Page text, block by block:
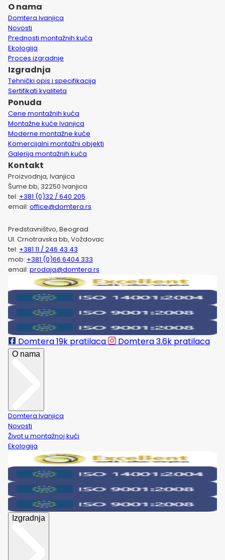
O nama
Domtera Ivanjica
Novosti
Prednosti montažnih kuća
Ekologija
Proces izgradnje
Izgradnja
Tehnički opis i specifikacija
Sertifikati kvaliteta
Ponuda
Cene montažnih kuća
Montažne kuće Ivanjica
Moderne montažne kuće
Komercijalni montažni objekti
Galerija montažnih kuća
Kontakt
Proizvodnja, Ivanjica
Šume bb, 32250 Ivanjica
tel: +381 (0)32 / 640 205
email: office@domtera.rs
Predstavništvo, Beograd
Ul. Crnotravska bb, Voždovac
tel: +381 11 / 246 43 43
mob: +381 (0)66 6404 333
email: prodaja@domtera.rs
Domtera19k pratilaca Domtera3.6k pratilaca
O nama
Domtera Ivanjica
Novosti
Život u montažnoj kući
Ekologija
Izgradnja